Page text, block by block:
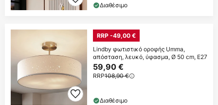
Διαθέσιμο
RRP -49,00 €
Lindby φωτιστικό οροφής Umma,
απόσταση, λευκό, ύφασμα, Ø 50 cm, E27
59,90 €
RRP108,90 €
Διαθέσιμο